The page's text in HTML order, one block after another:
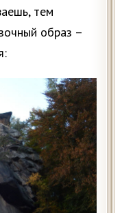
тем
образ –